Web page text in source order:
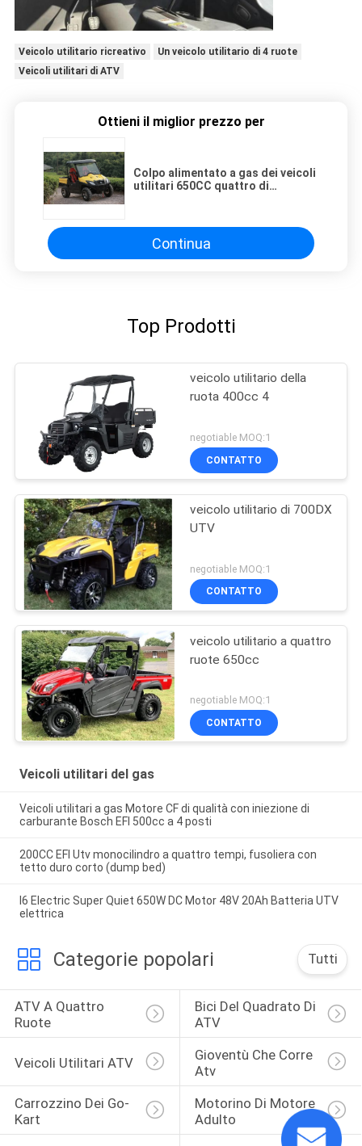
Veicolo utilitario ricreativo
Un veicolo utilitario di 4 ruote
Veicoli utilitari di ATV
Ottieni il miglior prezzo per
Colpo alimentato a gas dei veicoli
utilitari 650CC quattro di
Continua
Top Prodotti
veicolo utilitario della
ruota 400cc 4
negotiable MOQ:1
CONTATTO
veicolo utilitario di 700DX
UTV
negotiable MOQ:1
CONTATTO
veicolo utilitario a quattro
ruote 650cc
negotiable MOQ:1
CONTATTO
Veicoli utilitari del gas
Veicoli utilitari a gas Motore CF di qualità con iniezione di
carburante Bosch EFI 500cc a 4 posti
200CC EFI Utv monocilindro a quattro tempi, fusoliera con
tetto duro corto (dump bed)
I6 Electric Super Quiet 650W DC Motor 48V 20Ah Batteria UTV
elettrica
Categorie popolari Tutti
ATV A Quattro
Ruote
Bici Del Quadrato Di
ATV
Veicoli Utilitari ATV
Gioventù Che Corre
Atv
Carrozzino Dei Go-
Kart
Motorino Di Motore
Adulto